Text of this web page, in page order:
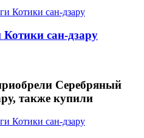
сан-дзару
Серебряный
также купили